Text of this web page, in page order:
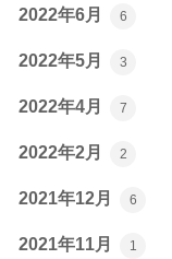
2022年6月 6
2022年5月 3
2022年4月 7
2022年2月 2
2021年12月 6
2021年11月 1